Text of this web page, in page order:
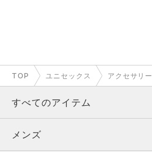
TOP ユニセックス アクセサリー
すべてのアイテム
メンズ
メンズ